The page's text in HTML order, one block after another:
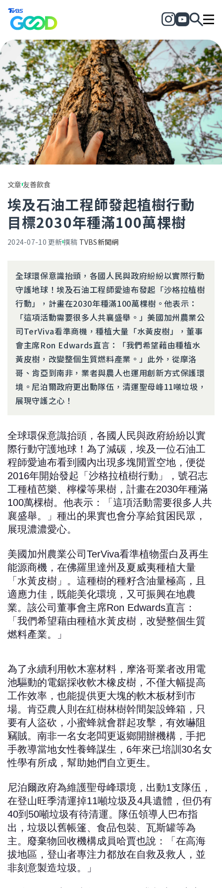
文章友善飲食
埃及石油工程師發起植樹行動
目標2030年種滿100萬棵樹
2024-07-10 更新撰稿 TVBS新聞網
全球環保意識抬頭，各國人民與政府紛紛以實際行動
守護地球！埃及石油工程師愛迪布發起「沙格拉植樹
行動」，計畫在2030年種滿100萬棵樹。他表示：
「這項活動需要很多人共襄盛舉。」美國加州農業公
司TerViva看準商機，種植大量「水黃皮樹」，董事
會主席Ron Edwards直言：「我們希望藉由種植水
黃皮樹，改變整個生質燃料產業。」此外，從摩洛
哥、肯亞到南非，業者與農人也運用創新方式保護環
境。尼泊爾政府更出動隊伍，清運聖母峰11噸垃圾，
展現守護之心！
全球環保意識抬頭，各國人民與政府紛紛以實
際行動守護地球！為了減碳，埃及一位石油工
程師愛迪布看到國內出現多塊閒置空地，便從
2016年開始發起「沙格拉植樹行動」，號召志
工種植芭樂、檸檬等果樹，計畫在2030年種滿
100萬棵樹。他表示：「這項活動需要很多人共
襄盛舉。」種出的果實也會分享給貧困民眾，
展現濃濃愛心。
美國加州農業公司TerViva看準植物蛋白及再生
能源商機，在佛羅里達州及夏威夷種植大量
「水黃皮樹」。這種樹的種籽含油量極高，且
適應力佳，既能美化環境，又可振興在地農
業。該公司董事會主席Ron Edwards直言：
「我們希望藉由種植水黃皮樹，改變整個生質
燃料產業。」
為了永續利用軟木塞材料，摩洛哥業者改用電
池驅動的電鋸採收軟木橡皮樹，不僅大幅提高
工作效率，也能提供更大塊的軟木板材到市
場。肯亞農人則在紅樹林樹幹間架設蜂箱，只
要有人盜砍，小蜜蜂就會群起攻擊，有效嚇阻
竊賊。南非一名女老闆更返鄉開辦機構，手把
手教導當地女性養蜂謀生，6年來已培訓30名女
性學有所成，幫助她們自立更生。
尼泊爾政府為維護聖母峰環境，出動1支隊伍，
在登山旺季清運掉11噸垃圾及4具遺體，但仍有
40到50噸垃圾有待清運。隊伍領導人巴布指
出，垃圾以舊帳篷、食品包裝、瓦斯罐等為
主。廢棄物回收機構成員哈賈也說：「在高海
拔地區，登山者專注力都放在自救及救人，並
非刻意製造垃圾。」